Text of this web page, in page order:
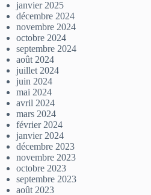
janvier 2025
décembre 2024
novembre 2024
octobre 2024
septembre 2024
août 2024
juillet 2024
juin 2024
mai 2024
avril 2024
mars 2024
février 2024
janvier 2024
décembre 2023
novembre 2023
octobre 2023
septembre 2023
août 2023